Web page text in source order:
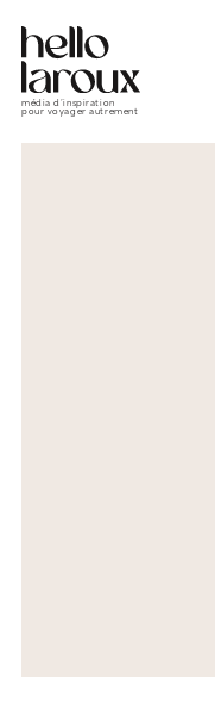
média d’inspiration
pour voyager autrement